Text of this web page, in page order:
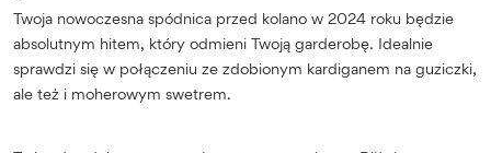
Twoja nowoczesna spódnica przed kolano w 2024 roku będzie
absolutnym hitem, który odmieni Twoją garderobę. Idealnie
sprawdzi się w połączeniu ze zdobionym kardiganem na guziczki,
ale też i moherowym swetrem.